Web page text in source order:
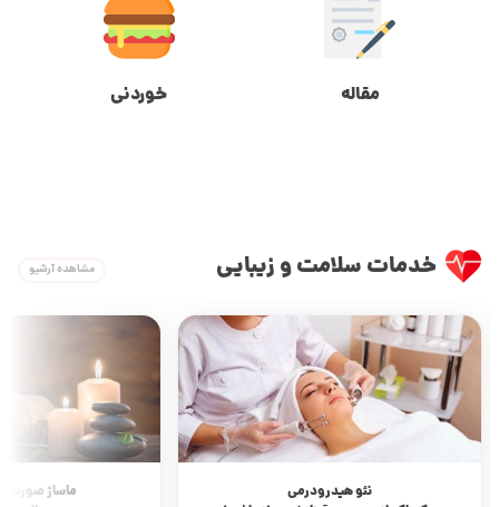
مقاله خوردنی
خدمات سلامت و زیبایی مشاهده آرشیو
نئو هیدرودرمی
ماساژ صورت